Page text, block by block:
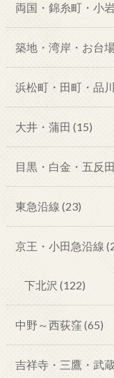
両国・錦糸町・小
築地・湾岸・お台
浜松町・田町・品川
大井・蒲田 (15)
目黒・白金・五反田
東急沿線 (23)
京王・小田急沿線
下北沢 (122)
中野～西荻窪 (65)
吉祥寺・三鷹・武